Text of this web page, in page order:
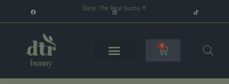
Daryl The Real bunny ®
0